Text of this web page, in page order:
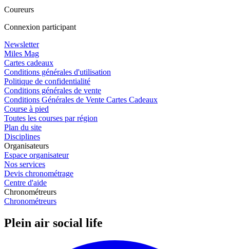
Coureurs
Connexion participant
Newsletter
Miles Mag
Cartes cadeaux
Conditions générales d'utilisation
Politique de confidentialité
Conditions générales de vente
Conditions Générales de Vente Cartes Cadeaux
Course à pied
Toutes les courses par région
Plan du site
Disciplines
Organisateurs
Espace organisateur
Nos services
Devis chronométrage
Centre d'aide
Chronométreurs
Chronométreurs
Plein air social life